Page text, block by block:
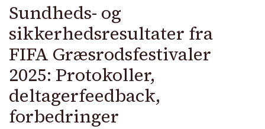
Sundheds- og
sikkerhedsresultater fra
FIFA Græsrodsfestivaler
2025: Protokoller,
deltagerfeedback,
forbedringer